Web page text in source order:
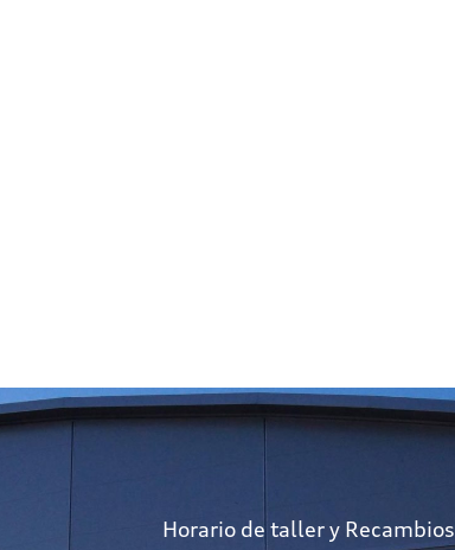
Horario de taller y Recambios